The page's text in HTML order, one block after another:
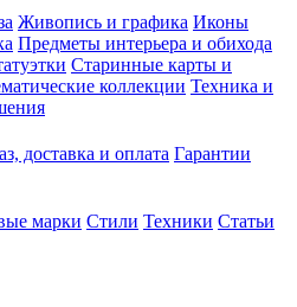
Живопись и графика Иконы
Предметы интерьера и обихода
Старинные карты и
коллекции Техника и
доставка и оплата Гарантии
марки Стили Техники Статьи